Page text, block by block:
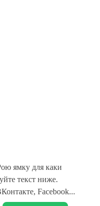
ямку для каки
текст ниже.
Facebook...